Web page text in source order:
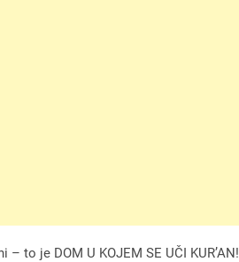
to je DOM U KOJEM SE UČI KUR’AN!